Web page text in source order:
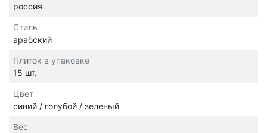
россия
Стиль
арабский
Плиток в упаковке
15 шт.
Цвет
синий / голубой / зеленый
Вес